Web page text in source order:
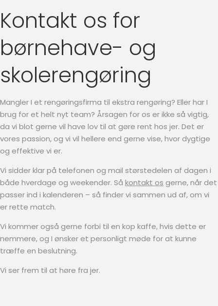
Kontakt os for
børnehave- og
skolerengøring
Mangler I et rengøringsfirma til ekstra rengøring? Eller har I
brug for et helt nyt team? Årsagen for os er ikke så vigtig,
da vi blot gerne vil have lov til at gøre rent hos jer. Det er
vores passion, og vi vil hellere end gerne vise, hvor dygtige
og effektive vi er.
Vi sidder klar på telefonen og mail størstedelen af dagen i
både hverdage og weekender. Så kontakt os gerne, når det
passer ind i kalenderen – så finder vi sammen ud af, om vi
er rette match.
Vi kommer også gerne forbi til en kop kaffe, hvis dette er
nemmere, og I ønsker et personligt møde for at kunne
træffe en beslutning.
Vi ser frem til at høre fra jer.